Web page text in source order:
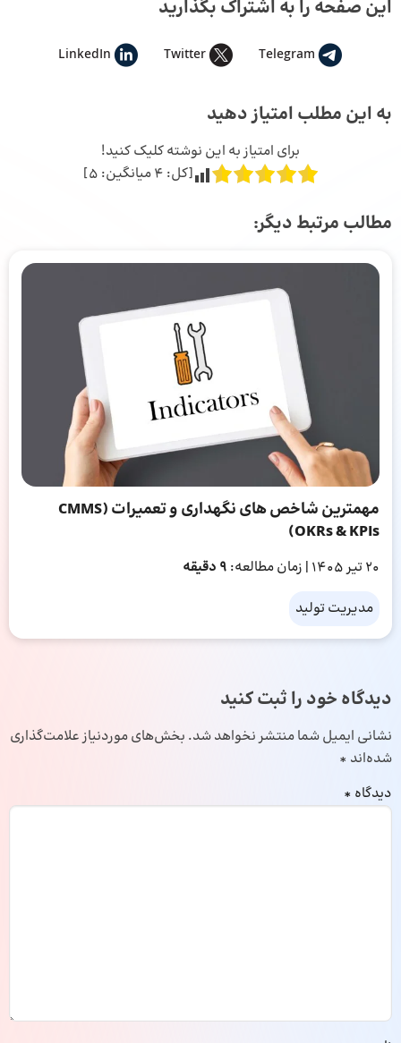
این صفحه را به اشتراک بگذارید
Telegram
Twitter
LinkedIn
به این مطلب امتیاز دهید
برای امتیاز به این نوشته کلیک کنید!
[کل: 4میانگین: 5
]
مطالب مرتبط دیگر:
مهمترین شاخص ‌های نگهداری و تعمیرات (CMMS
OKRs & KPIs)
20 تیر 1405 | زمان مطالعه: 9 دقیقه
مدیریت تولید
دیدگاه خود را ثبت کنید
نشانی ایمیل شما منتشر نخواهد شد. بخش‌های موردنیاز علامت‌گذاری
شده‌اند *
دیدگاه *